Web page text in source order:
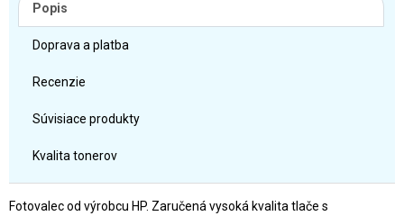
Popis
Doprava a platba
Recenzie
Súvisiace produkty
Kvalita tonerov
Fotovalec od výrobcu HP. Zaručená vysoká kvalita tlače s